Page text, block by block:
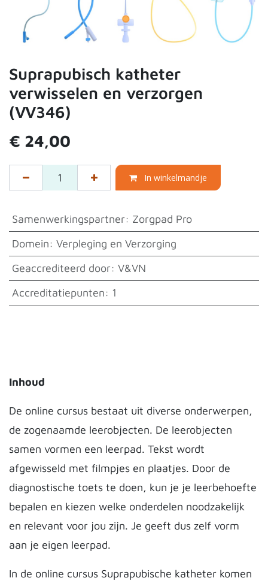
Suprapubisch katheter
verwisselen en verzorgen
(VV346)
€ 24,00
In winkelmandje
Samenwerkingspartner: Zorgpad Pro
Domein: Verpleging en Verzorging
Geaccrediteerd door: V&VN
Accreditatiepunten: 1
Inhoud
De online cursus bestaat uit diverse onderwerpen,
de zogenaamde leerobjecten. De leerobjecten
samen vormen een leerpad. Tekst wordt
afgewisseld met filmpjes en plaatjes. Door de
diagnostische toets te doen, kun je je leerbehoefte
bepalen en kiezen welke onderdelen noodzakelijk
en relevant voor jou zijn. Je geeft dus zelf vorm
aan je eigen leerpad.
In de online cursus Suprapubische katheter komen